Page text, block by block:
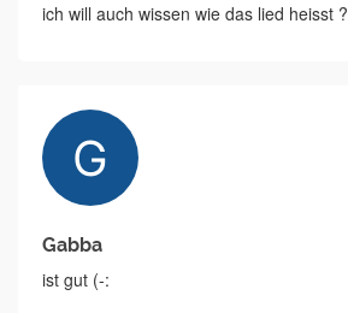
ich will auch wissen wie das lied heisst ?
Gabba
ist gut (-: